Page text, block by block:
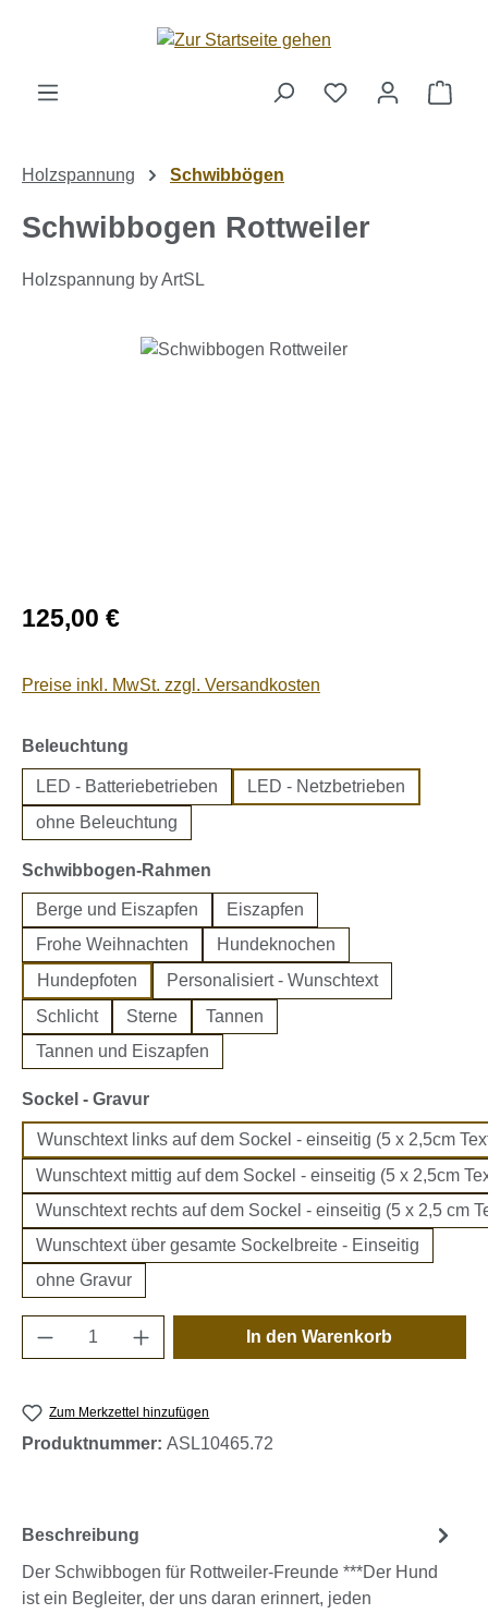
Zum Hauptinhalt springen
Holzspannung Schwibbögen
Schwibbogen Rottweiler
Holzspannung by ArtSL
Bildergalerie überspringen
Regulärer Preis:
125,00 €
Preise inkl. MwSt. zzgl. Versandkosten
Beleuchtung
LED - Batteriebetrieben
LED - Netzbetrieben
ohne Beleuchtung
Schwibbogen-Rahmen
Berge und Eiszapfen
Eiszapfen
Frohe Weihnachten
Hundeknochen
Hundepfoten
Personalisiert - Wunschtext
Schlicht
Sterne
Tannen
Tannen und Eiszapfen
Sockel - Gravurauswählen
Wunschtext links auf dem Sockel - einseitig (5 x 2,5cm
Wunschtext mittig auf dem Sockel - einseitig (5 x 2,5cm
Wunschtext rechts auf dem Sockel - einseitig (5 x 2,5 cm
Wunschtext über gesamte Sockelbreite - Einseitig
ohne Gravur
Produkt Anzahl: Gib den gewünschten
In den Warenkorb
Zum Merkzettel hinzufügen
Produktnummer: ASL10465.72
Beschreibung
Der Schwibbogen für Rottweiler-Freunde ***Der Hund
ist ein Begleiter, der uns daran erinnert, jeden